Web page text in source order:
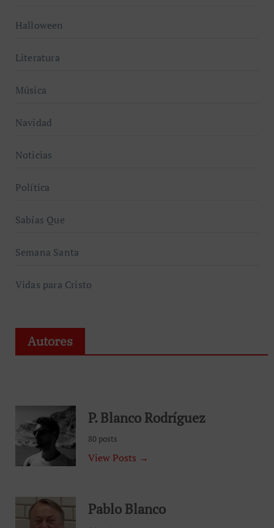
Halloween
Literatura
Música
Navidad
Noticias
Política
Sabías Que
Semana Santa
Vidas para Cristo
Autores
P. Blanco Rodríguez
80 posts
View Posts →
Pablo Blanco